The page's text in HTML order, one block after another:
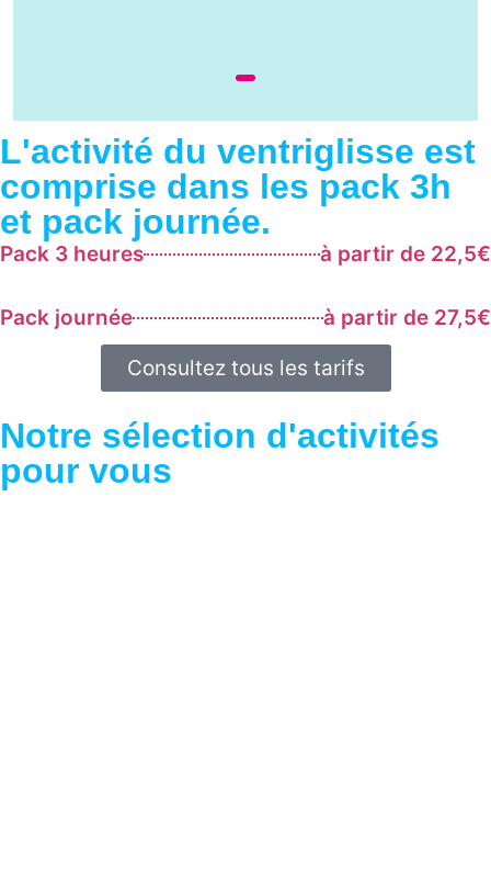
L'activité du ventriglisse est
comprise dans les pack 3h
et pack journée.
Pack 3 heures à partir de 22,5€
Pack journée
à partir de 27,5€
Consultez tous les tarifs
Notre sélection d'activités
pour vous